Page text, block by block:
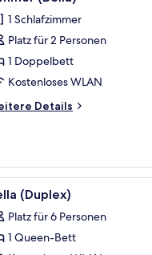
1 Schlafzimmer
Platz für 2 Personen
1 Doppelbett
Kostenloses WLAN
Details
dekoriert, individuell
2 (Duplex)
Platz für 6 Personen
1 Queen-Bett